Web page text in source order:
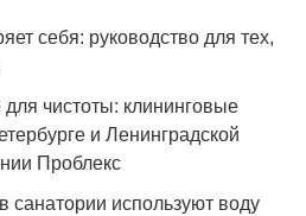
себя: руководство для тех,
чистоты: клининговые
и Ленинградской
Проблекс
санатории используют воду